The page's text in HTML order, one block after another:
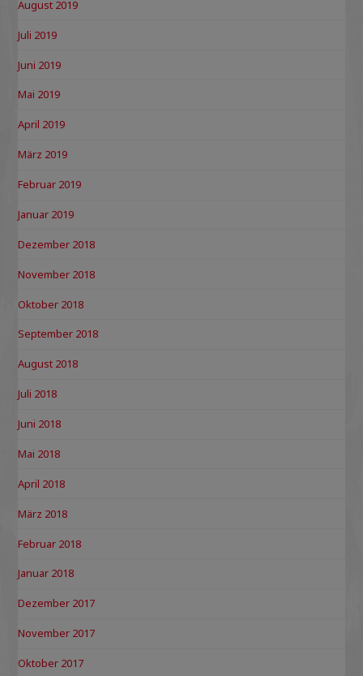
August 2019
Juli 2019
Juni 2019
Mai 2019
April 2019
März 2019
Februar 2019
Januar 2019
Dezember 2018
November 2018
Oktober 2018
September 2018
August 2018
Juli 2018
Juni 2018
Mai 2018
April 2018
März 2018
Februar 2018
Januar 2018
Dezember 2017
November 2017
Oktober 2017